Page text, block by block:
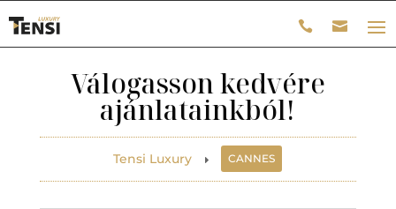
Válogasson kedvére
ajánlatainkból!
Tensi Luxury E CANNES